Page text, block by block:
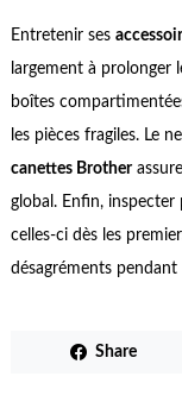
Entretenir ses
largement à prolonger
boîtes
les pièces fragiles. Le
canettes Brother
global. Enfin, inspecter
celles-ci dès les
désagréments pendant
Share